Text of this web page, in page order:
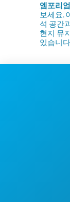
엠포리
보세요.
석 공간
현지 뮤
있습니